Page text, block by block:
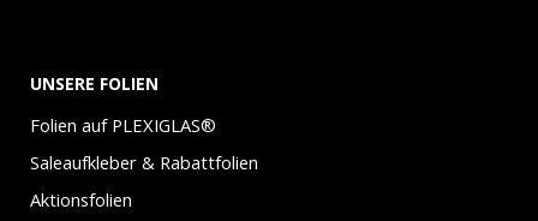
UNSERE FOLIEN
Folien auf PLEXIGLAS®
Saleaufkleber & Rabattfolien
Aktionsfolien